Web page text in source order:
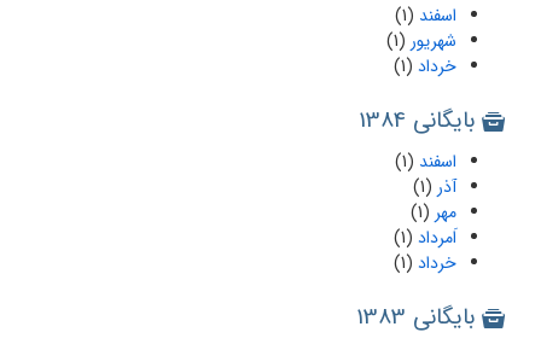
اسفند (1)
شهریور (1)
خرداد (1)
بایگانی 1384
اسفند (1)
آذر (1)
مهر (1)
اَمرداد (1)
خرداد (1)
بایگانی 1383